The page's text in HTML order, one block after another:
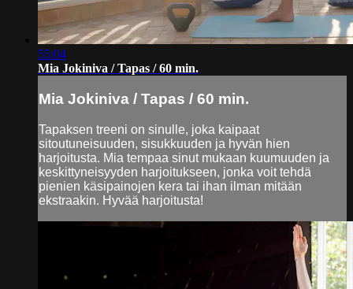
55:04
Mia Jokiniva / Tapas / 60 min.
Mia Jokiniva / Tapas / 60 min.
Tapaksen treeni on sinulle, joka kaipaat
sitoutuneisuuden, sisukkuuden ja hyvän hien
harjoitusta. Mia tempaa sinut mukaan kuumuuden ja
keskittyneisyyden harjoitukseen, jonka voit tehdä
pienien käsipainojen kera tai ihan ilman mitään
ekstraakin. Hyvää harjoitusta!